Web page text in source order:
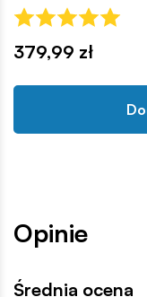
379,99 zł
Opinie
Średnia ocena